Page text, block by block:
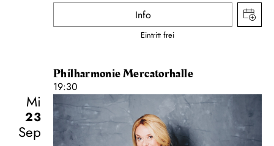
Info
Eintritt frei
Philharmonie Mercatorhalle
19:30
Mi
23
Sep